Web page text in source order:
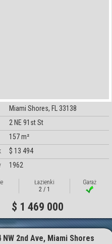
Miami Shores, FL 33138
2 NE 91st St
157 m²
$ 13 494
1962
Łazienki
2 / 1
Garaż
$ 1 469 000
NW 2nd Ave, Miami Shores